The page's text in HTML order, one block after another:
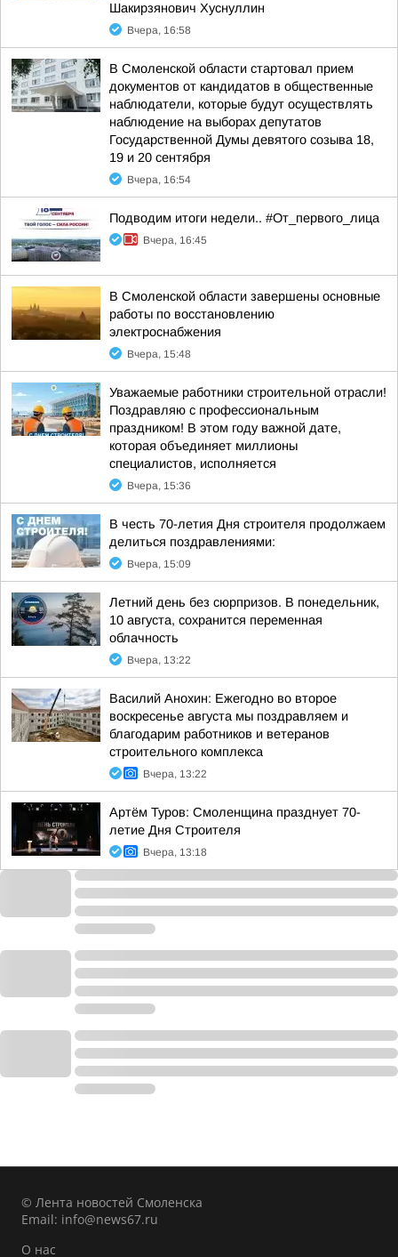
Шакирзянович Хуснуллин
Вчера, 16:58
В Смоленской области стартовал прием
документов от кандидатов в общественные
наблюдатели, которые будут осуществлять
наблюдение на выборах депутатов
Государственной Думы девятого созыва 18,
19 и 20 сентября
Вчера, 16:54
Подводим итоги недели.. #От_первого_лица
Вчера, 16:45
В Смоленской области завершены основные
работы по восстановлению
электроснабжения
Вчера, 15:48
Уважаемые работники строительной отрасли!
Поздравляю с профессиональным
праздником! В этом году важной дате,
которая объединяет миллионы
специалистов, исполняется
Вчера, 15:36
В честь 70-летия Дня строителя продолжаем
делиться поздравлениями:
Вчера, 15:09
Летний день без сюрпризов. В понедельник,
10 августа, сохранится переменная
облачность
Вчера, 13:22
Василий Анохин: Ежегодно во второе
воскресенье августа мы поздравляем и
благодарим работников и ветеранов
строительного комплекса
Вчера, 13:22
Артём Туров: Смоленщина празднует 70-
летие Дня Строителя
Вчера, 13:18
© Лента новостей Смоленска
Email: info@news67.ru
О нас